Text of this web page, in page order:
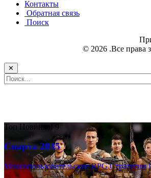
Контакты
Обратная связь
Поиск
© 2026 .Все права
✕
Топ Новинка! 9
Спарта 2035
Многопользовательские RPG Стратегии